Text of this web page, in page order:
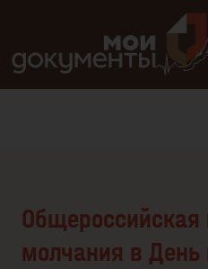
В версии для
молчания в День